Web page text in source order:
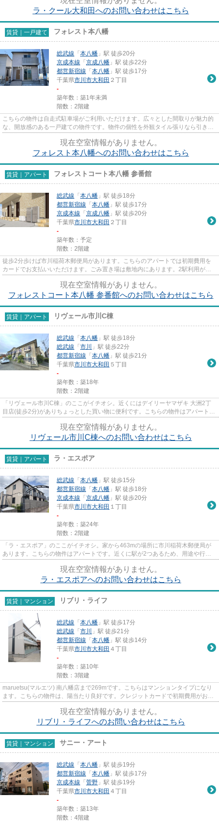
ラ・クール大和田へのお問い合わせはこちら
賃貸｜一戸建て フォレスト本八幡
総武線 「 本八幡 」駅 徒歩20分
京成本線 「 京成八幡 」駅 徒歩22分
都営新宿線 「 本八幡 」駅 徒歩17分
千葉県市川市大和田 ２丁目
-
築年数：築1年未満
階数：2階建
こちらの物件は自走式駐車場がご利用いただけます。広々とした間取りが魅力的
な、開放感のある一戸建ての物件です。物件の個性を外観タイル張りなら引き出
現在空室情報がありません。
フォレスト本八幡へのお問い合わせはこちら
賃貸｜アパート フォレストコート本八幡 参番館
総武線 「 本八幡 」駅 徒歩18分
都営新宿線 「 本八幡 」駅 徒歩17分
京成本線 「 京成八幡 」駅 徒歩20分
千葉県市川市大和田 ２丁目
-
築年数：予定
階数：2階建
徒歩2分歩けば市川稲荷木郵便局があります。こちらのアパートでは初期費用を
カードでお支払いいただけます。ごみ置き場は敷地内にあります。2駅利用がで
現在空室情報がありません。
フォレストコート本八幡 参番館へのお問い合わせはこちら
賃貸｜アパート リヴェール市川C棟
総武線 「 本八幡 」駅 徒歩18分
総武線 「 市川
」駅 徒歩22分
都営新宿線 「 本八幡 」駅 徒歩21分
千葉県市川市大和田 ５丁目
-
築年数：築18年
階数：2階建
「リヴェール市川C棟」のここがイチオシ。近くにはデイリーヤマザキ 大洲2丁
目店(徒歩2分)がありちょっとした買い物に便利です。こちらの物件はアパートで
現在空室情報がありません。
リヴェール市川C棟へのお問い合わせはこちら
賃貸｜アパート ラ・エスポア
総武線 「 本八幡 」駅 徒歩15分
都営新宿線 「 本八幡 」駅 徒歩18分
京成本線 「 京成八幡 」駅 徒歩20分
千葉県市川市大和田 １丁目
-
築年数：築24年
階数：2階建
「ラ・エスポア」のここがイチオシ。家から463mの場所に市川稲荷木郵便局が
あります。こちらの物件はアパートです。近くに駅が2つあるため、用途や行き
現在空室情報がありません。
ラ・エスポアへのお問い合わせはこちら
賃貸｜マンション リブリ・ライフ
総武線 「 本八幡 」駅 徒歩17分
総武線 「 市川
」駅 徒歩21分
都営新宿線 「 本八幡 」駅 徒歩14分
千葉県市川市大和田 ４丁目
-
築年数：築10年
階数：3階建
maruetsu(マルエツ) 南八幡店まで269mです。こちらはマンションタイプになり
ます。こちらの物件は、陽当たり良好です。クレジットカードで初期費用がお支
現在空室情報がありません。
リブリ・ライフへのお問い合わせはこちら
賃貸｜マンション サニー・アート
総武線 「 本八幡 」駅 徒歩19分
都営新宿線 「 本八幡 」駅 徒歩17分
京成本線 「 菅野 」駅 徒歩19分
千葉県市川市大和田 ４丁目
-
築年数：築13年
階数：4階建